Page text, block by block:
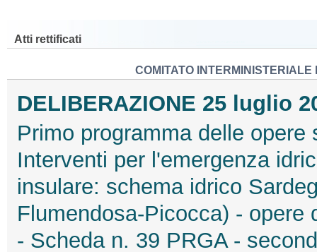
Atti rettificati
COMITATO
DELIBERAZIONE 25 luglio
Primo programma delle
Interventi per l'emergenza
insulare: schema idrico
Flumendosa-Picocca) - opere
- Scheda n. 39 PRGA -